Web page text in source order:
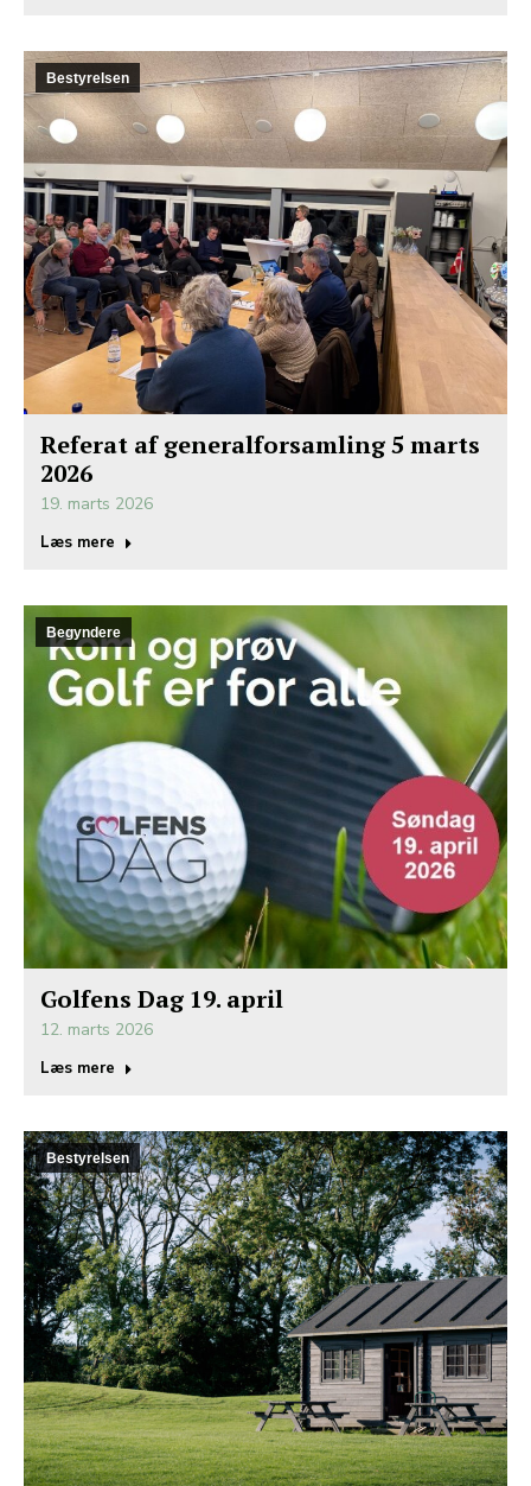
Bestyrelsen
Referat af generalforsamling 5 marts
2026
19. marts 2026
Læs mere
Begyndere
Golfens Dag 19. april
12. marts 2026
Læs mere
Bestyrelsen